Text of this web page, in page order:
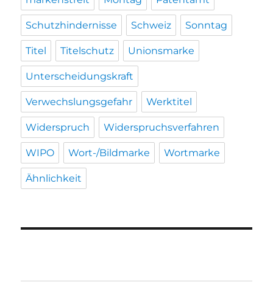
Schutzhindernisse Schweiz Sonntag
Titel Titelschutz Unionsmarke
Unterscheidungskraft
Verwechslungsgefahr Werktitel
Widerspruch Widerspruchsverfahren
WIPO Wort-/Bildmarke Wortmarke
Ähnlichkeit